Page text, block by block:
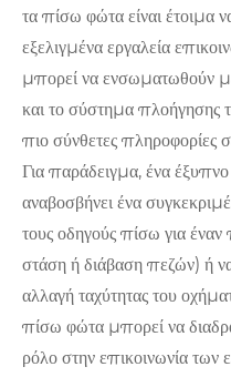
τα πίσω φώτα είναι έτοιμα
εξελιγμένα εργαλεία
μπορεί να ενσωματωθούν
και το σύστημα πλοήγησης
πιο σύνθετες πληροφορίες
Για παράδειγμα, ένα
αναβοσβήνει ένα
τους οδηγούς πίσω για
στάση ή διάβαση πεζών) ή
αλλαγή ταχύτητας του
πίσω φώτα μπορεί να
ρόλο στην επικοινωνία των